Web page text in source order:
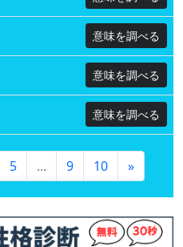
意味を調べる
意味を調べる
意味を調べる
5 ... 9 10 »